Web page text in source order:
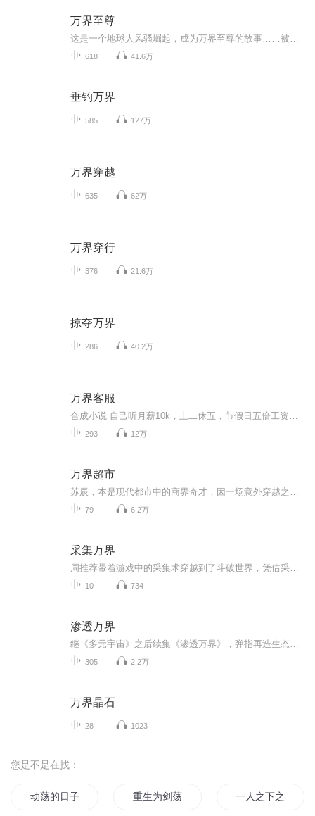
万界至尊
618 41.6万
垂钓万界
585 127万
万界穿越
635 62万
万界穿行
376 21.6万
掠夺万界
286 40.2万
万界客服
293 12万
万界超市
79 6.2万
采集万界
10 734
渗透万界
305 2.2万
万界晶石
28 1023
您是不是在找：
动荡的日子 重生为剑荡天下 一人之下之异世